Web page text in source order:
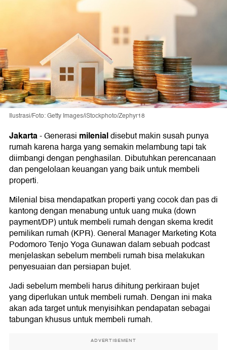
Ilustrasi/Foto: Getty Images/iStockphoto/Zephyr18
Jakarta-Generasi milenialdisebut makin susah punya
rumah karena harga yang semakin melambung tapi tak
diimbangi dengan penghasilan. Dibutuhkan perencanaan
dan pengelolaan keuangan yang baik untuk membeli
properti.
Milenial bisa mendapatkan properti yang cocok dan pas di
kantong dengan menabung untuk uang muka (down
payment/DP) untuk membeli rumah dengan skema kredit
pemilikan rumah (KPR). General Manager Marketing Kota
Podomoro Tenjo Yoga Gunawan dalam sebuah podcast
menjelaskan sebelum membeli rumah bisa melakukan
penyesuaian dan persiapan bujet.
Jadi sebelum membeli harus dihitung perkiraan bujet
yang diperlukan untuk membeli rumah. Dengan ini maka
akan ada target untuk menyisihkan pendapatan sebagai
tabungan khusus untuk membeli rumah.
ADVERTISEMENT